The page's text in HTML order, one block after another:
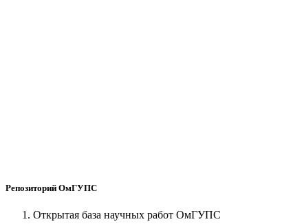
Репозиторий ОмГУПС
Открытая база научных работ ОмГУПС